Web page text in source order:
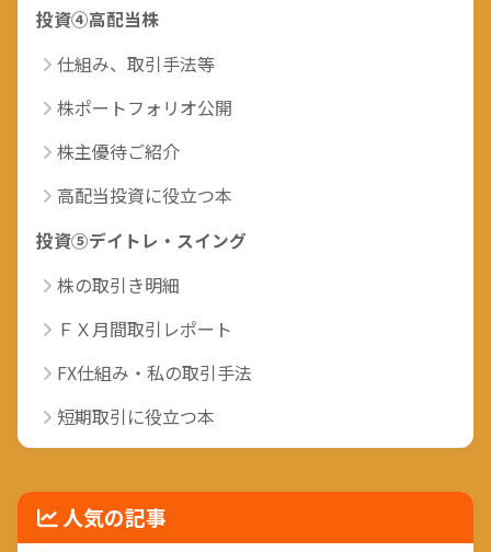
投資④高配当株
仕組み、取引手法等
株ポートフォリオ公開
株主優待ご紹介
高配当投資に役立つ本
投資⑤デイトレ・スイング
株の取引き明細
ＦＸ月間取引レポート
FX仕組み・私の取引手法
短期取引に役立つ本
人気の記事